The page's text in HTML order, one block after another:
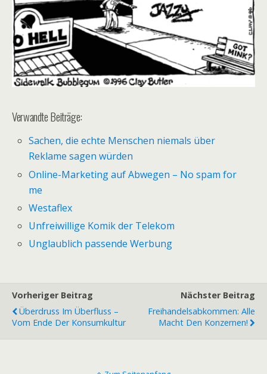
Verwandte Beiträge:
Sachen, die echte Menschen niemals über
Reklame sagen würden
Online-Marketing auf Abwegen – No spam for
me
Westaflex
Unfreiwillige Komik der Telekom
Unglaublich passende Werbung
Vorheriger Beitrag
Überdruss Im Überfluss –
Vom Ende Der Konsumkultur
Nächster Beitrag
Freihandelsabkommen: Alle
Macht Den Konzernen!